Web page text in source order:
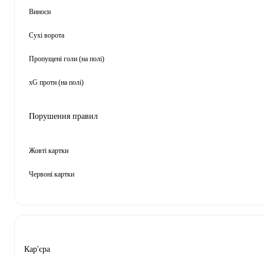
Виноси
Сухі ворота
Пропущені голи (на полі)
xG проти (на полі)
Порушення правил
Жовті картки
Червоні картки
Кар'єра